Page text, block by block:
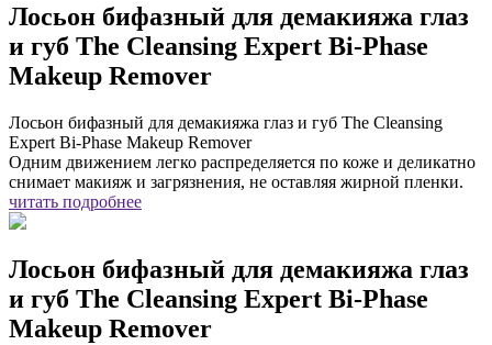
Лосьон бифазный для демакияжа глаз
и губ The Cleansing Expert Bi-Phase
Makeup Remover
Лосьон бифазный для демакияжа глаз и губ The Cleansing
Expert Bi-Phase Makeup Remover
Одним движением легко распределяется по коже и деликатно
снимает макияж и загрязнения, не оставляя жирной пленки.
читать подробнее
Лосьон бифазный для демакияжа глаз
и губ The Cleansing Expert Bi-Phase
Makeup Remover